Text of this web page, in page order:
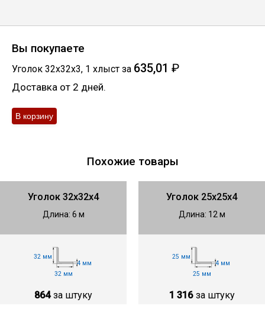
Вы покупаете
Уголок 32х32х3, 1 хлыст за 635,01 ₽
Доставка от 2 дней.
Похожие товары
Уголок 32х32х4
Длина: 6 м
32 мм
32 мм
4 мм
864 за штуку
Уголок 25х25х4
Длина: 12 м
25 мм
25 мм
4 мм
1 316 за штуку